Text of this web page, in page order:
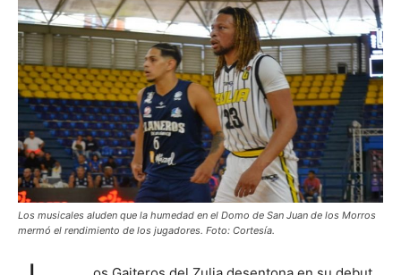
Los musicales aluden que la humedad en el Domo de San Juan de los Morros
mermó el rendimiento de los jugadores. Foto: Cortesía.